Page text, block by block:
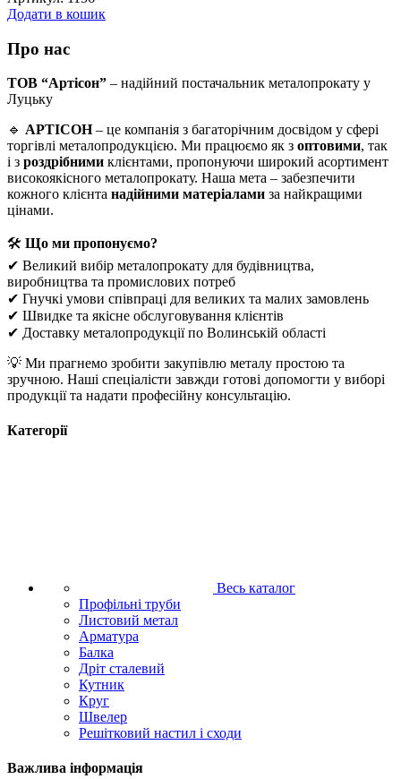
Додати в кошик
Про нас
ТОВ “Артісон” – надійний постачальник металопрокату у
Луцьку
🔹 АРТІСОН– це компанія з багаторічним досвідом у сфері
торгівлі металопродукцією. Ми працюємо як з оптовими, так
і з роздрібними клієнтами, пропонуючи широкий асортимент
високоякісного металопрокату. Наша мета – забезпечити
кожного клієнта надійними матеріалами за найкращими
цінами.
🛠 Що ми пропонуємо?
✔ Великий вибір металопрокату для будівництва,
виробництва та промислових потреб
✔ Гнучкі умови співпраці для великих та малих замовлень
✔ Швидке та якісне обслуговування клієнтів
✔ Доставку металопродукції по Волинській області
💡 Ми прагнемо зробити закупівлю металу простою та
зручною. Наші спеціалісти завжди готові допомогти у виборі
продукції та надати професійну консультацію.
Категорії
Весь каталог
Профільні труби
Листовий метал
Арматура
Балка
Дріт сталевий
Кутник
Круг
Швелер
Решітковий настил і сходи
Важлива інформація